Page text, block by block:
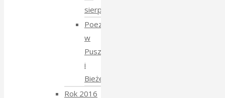
sierpnia
Poezja
w
Puszczy
i
Bieżeństwo
Rok 2016